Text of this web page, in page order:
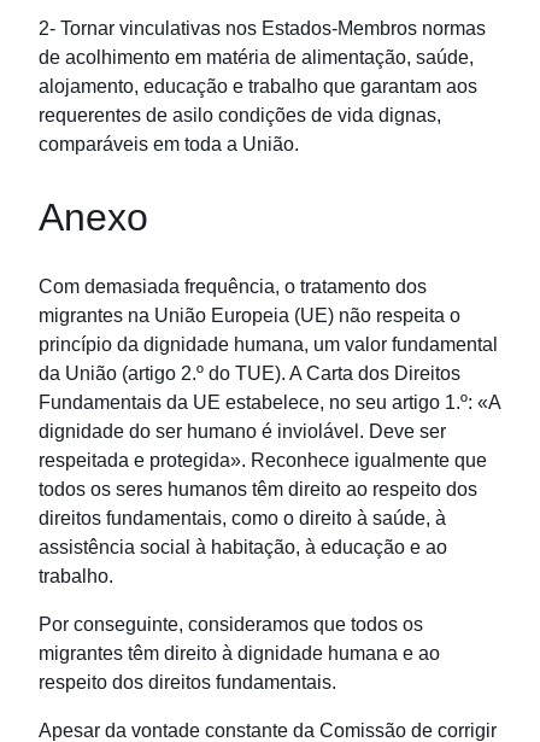
2- Tornar vinculativas nos Estados-Membros normas
de acolhimento em matéria de alimentação, saúde,
alojamento, educação e trabalho que garantam aos
requerentes de asilo condições de vida dignas,
comparáveis em toda a União.
Anexo
Com demasiada frequência, o tratamento dos
migrantes na União Europeia (UE) não respeita o
princípio da dignidade humana, um valor fundamental
da União (artigo 2.º do TUE). A Carta dos Direitos
Fundamentais da UE estabelece, no seu artigo 1.º: «A
dignidade do ser humano é inviolável. Deve ser
respeitada e protegida». Reconhece igualmente que
todos os seres humanos têm direito ao respeito dos
direitos fundamentais, como o direito à saúde, à
assistência social à habitação, à educação e ao
trabalho.
Por conseguinte, consideramos que todos os
migrantes têm direito à dignidade humana e ao
respeito dos direitos fundamentais.
Apesar da vontade constante da Comissão de corrigir